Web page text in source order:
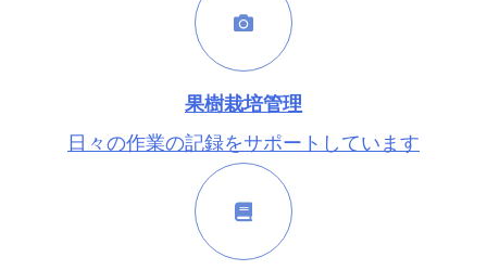
果樹栽培管理
日々の作業の記録をサポートしています